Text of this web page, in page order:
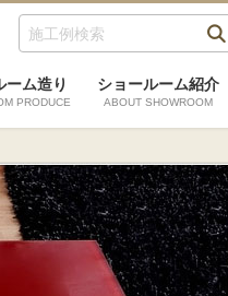
ーム造り
PRODUCE
ショールーム紹介
ABOUT SHOWROOM